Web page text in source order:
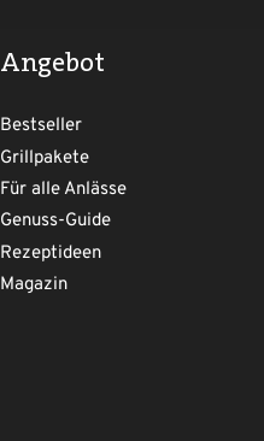
Angebot
Bestseller
Grillpakete
Für alle Anlässe
Genuss-Guide
Rezeptideen
Magazin